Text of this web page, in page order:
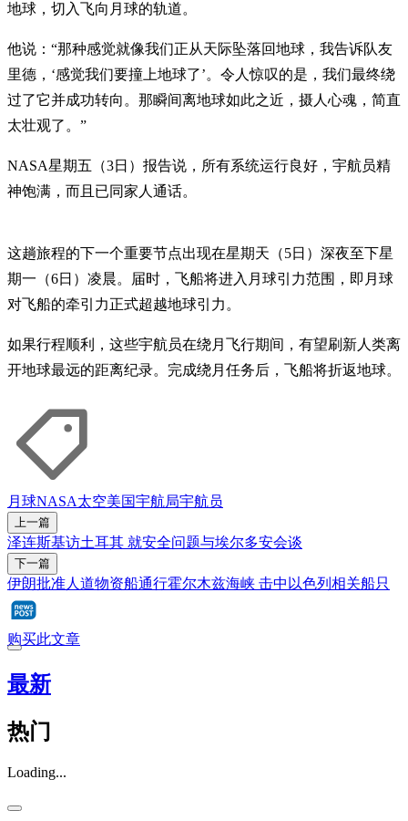
地球，切入飞向月球的轨道。
他说：“那种感觉就像我们正从天际坠落回地球，我告诉队友
里德，‘感觉我们要撞上地球了’。令人惊叹的是，我们最终绕
过了它并成功转向。那瞬间离地球如此之近，摄人心魂，简直
太壮观了。”
NASA星期五（3日）报告说，所有系统运行良好，宇航员精
神饱满，而且已同家人通话。
这趟旅程的下一个重要节点出现在星期天（5日）深夜至下星
期一（6日）凌晨。届时，飞船将进入月球引力范围，即月球
对飞船的牵引力正式超越地球引力。
如果行程顺利，这些宇航员在绕月飞行期间，有望刷新人类离
开地球最远的距离纪录。完成绕月任务后，飞船将折返地球。
月球NASA太空美国宇航局宇航员
上一篇
泽连斯基访土耳其 就安全问题与埃尔多安会谈
下一篇
伊朗批准人道物资船通行霍尔木兹海峡 击中以色列相关船只
购买此文章
最新
热门
Loading...